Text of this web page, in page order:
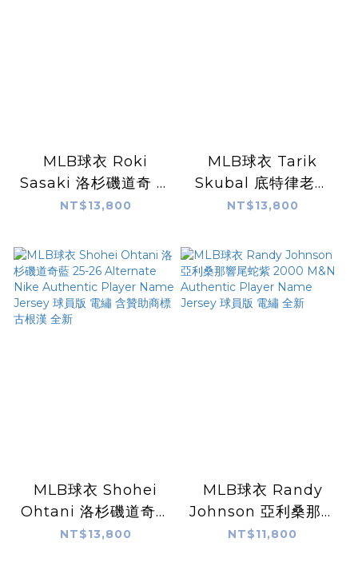
MLB球衣 Roki
Sasaki 洛杉磯道奇 冠
軍 金字 開幕戰 2026
Nike Authentic
Player Name
Jersey 球員版 電繡
全新
NT$13,800
MLB球衣 Tarik
Skubal 底特律老虎
橘 金標 賽揚獎 CY
Nike Authentic
Player Name
Jersey 球員版 電繡
全新
NT$13,800
MLB球衣 Shohei
Ohtani 洛杉磯道奇藍
25-26 Alternate
NT$13,800
MLB球衣 Randy
Johnson 亞利桑那響
尾蛇紫 2000 M&N
NT$11,800